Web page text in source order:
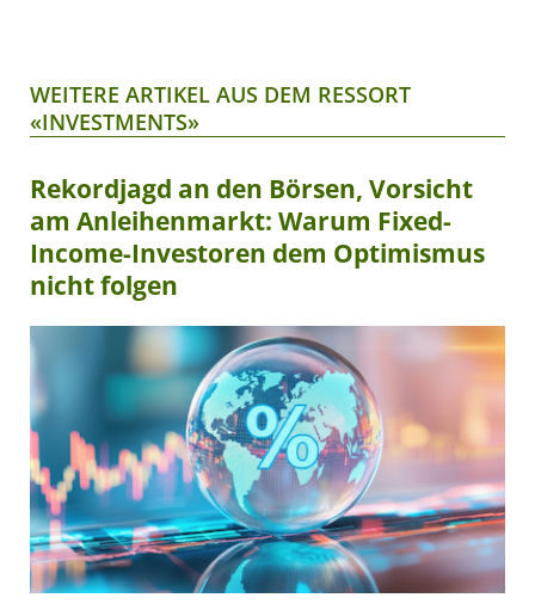
WEITERE ARTIKEL AUS DEM RESSORT
«INVESTMENTS»
Rekordjagd an den Börsen, Vorsicht
am Anleihenmarkt: Warum Fixed-
Income-Investoren dem Optimismus
nicht folgen